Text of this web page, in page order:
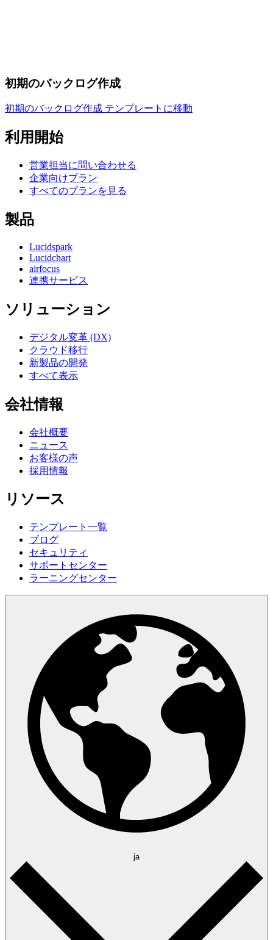
初期のバックログ作成
初期のバックログ作成 テンプレートに移動
利用開始
営業担当に問い合わせる
企業向けプラン
すべてのプランを見る
製品
Lucidspark
Lucidchart
airfocus
連携サービス
ソリューション
デジタル変革 (DX)
クラウド移行
新製品の開発
すべて表示
会社情報
会社概要
ニュース
お客様の声
採用情報
リソース
テンプレート一覧
ブログ
セキュリティ
サポートセンター
ラーニングセンター
ja